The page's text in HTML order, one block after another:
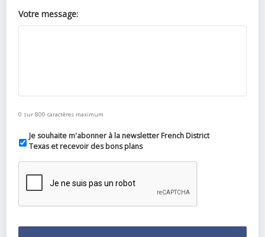
Votre message:
0 sur 800 caractères maximum
Je souhaite m'abonner à la newsletter French District
Texas et recevoir des bons plans